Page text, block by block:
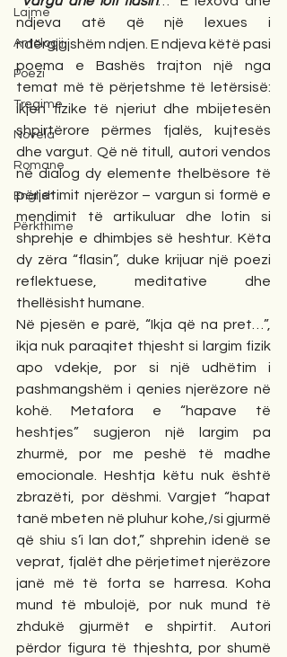
Lajme
Antologji
Poezi
Tregime
Novela
Romane
English
Përkthime
ndjeva atë që një lexues i
ndërgjgjshëm ndjen. E ndjeva këtë pasi
poema e Bashës trajton një nga
temat më të përjetshme të letërsisë:
ikjen fizike të njeriut dhe mbijetesën
shpirtërore përmes fjalës, kujtesës
dhe vargut. Që në titull, autori vendos
në dialog dy elemente thelbësore të
përjetimit njerëzor – vargun si formë e
mendimit të artikuluar dhe lotin si
shprehje e dhimbjes së heshtur. Këta
dy zëra “flasin”, duke krijuar një poezi
reflektuese, meditative dhe
thellësisht humane.
Në pjesën e parë, “Ikja që na pret…”,
ikja nuk paraqitet thjesht si largim fizik
apo vdekje, por si një udhëtim i
pashmangshëm i qenies njerëzore në
kohë. Metafora e “hapave të
heshtjes” sugjeron një largim pa
zhurmë, por me peshë të madhe
emocionale. Heshtja këtu nuk është
zbrazëti, por dëshmi. Vargjet “hapat
tanë mbeten në pluhur kohe,/si gjurmë
që shiu s’i lan dot,” shprehin idenë se
veprat, fjalët dhe përjetimet njerëzore
janë më të forta se harresa. Koha
mund të mbulojë, por nuk mund të
zhdukë gjurmët e shpirtit. Autori
përdor figura të thjeshta, por shumë